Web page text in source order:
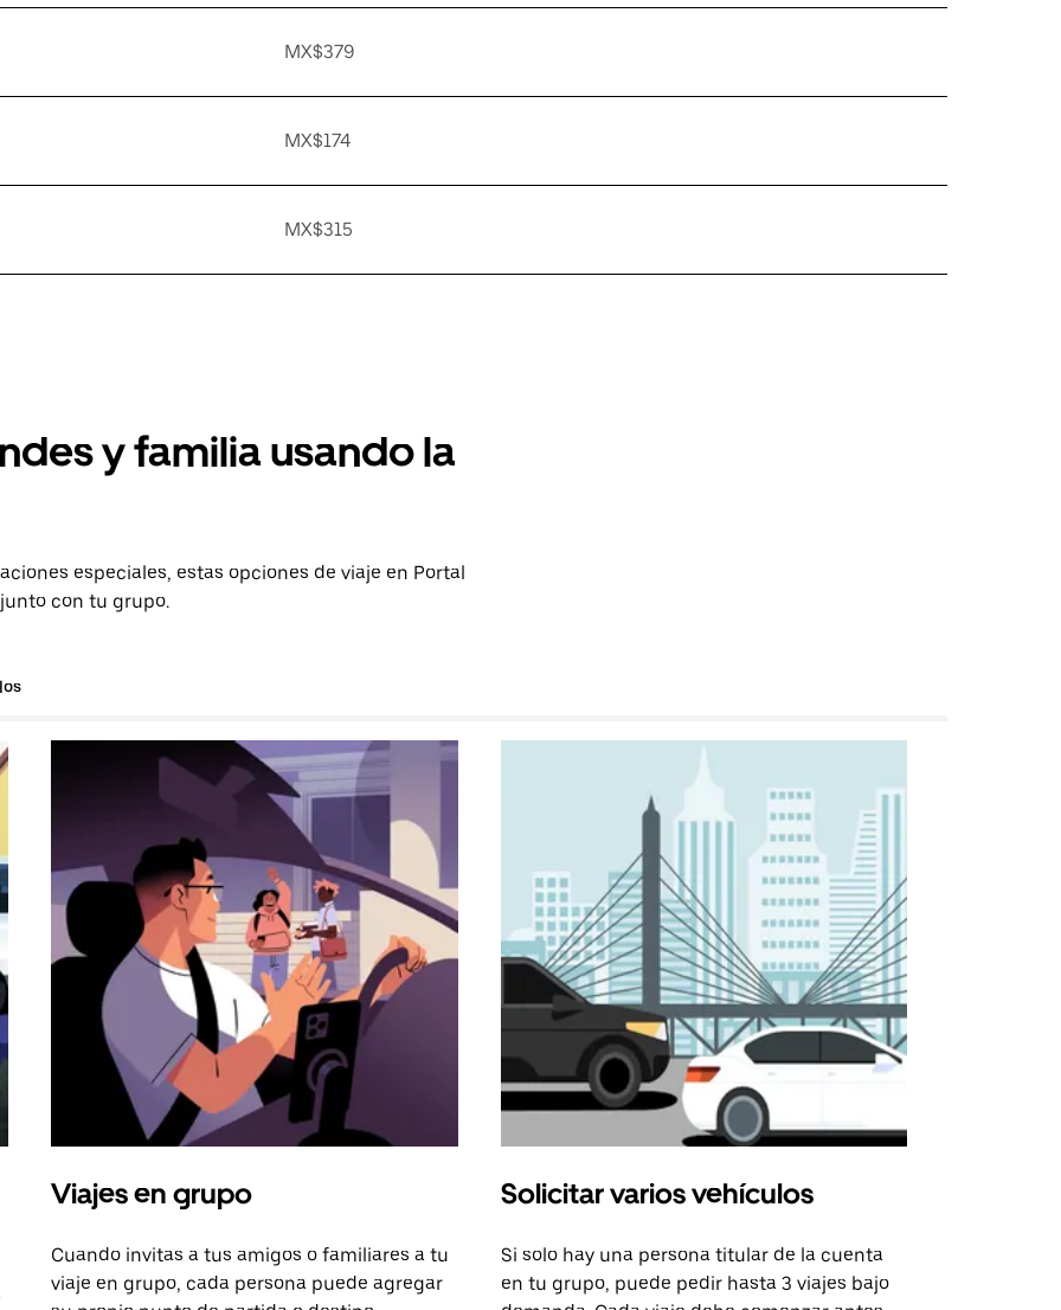
MX$379
MX$174
MX$315
y familia usando la
especiales, estas opciones de viaje en Portal
con tu grupo.
Viajes en grupo
Cuando invitas a tus amigos o familiares a tu
viaje en grupo, cada persona puede agregar
Solicitar varios vehículos
Si solo hay una persona titular de la cuenta
en tu grupo, puede pedir hasta 3 viajes bajo